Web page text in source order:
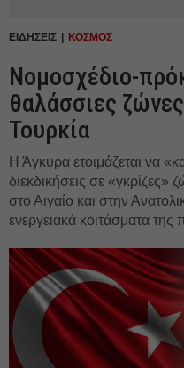
ΕΙΔΗΣΕΙΣ ΚΟΣΜΟΣ
Νομοσχέδιο-
θαλάσσιες
Τουρκία
Η Άγκυρα ετοιμάζεται να
διεκδικήσεις σε «γκρίζες»
στο Αιγαίο και στην
ενεργειακά κοιτάσματα της